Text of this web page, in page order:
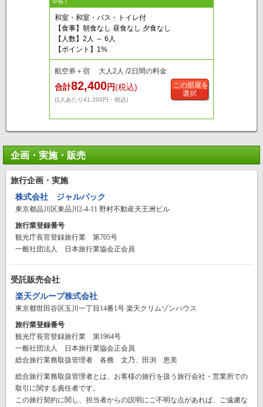
和室・和室・バス・トイレ付
【食事】朝食なし 昼食なし 夕食なし
【人数】2人 ～ 6人
【ポイント】1%
航空券＋宿 大人2人 /2日間の料金
合計82,400円(税込)
(1人あたり41,200円・税込)
この部屋を
選択
企画・実施・販売
旅行企画・実施
株式会社 ジャルパック
東京都品川区東品川2-4-11 野村不動産天王洲ビル
旅行業登録番号
観光庁長官登録旅行業 第705号
一般社団法人 日本旅行業協会正会員
受託販売会社
楽天グループ株式会社
東京都世田谷区玉川一丁目14番1号 楽天クリムゾンハウス
旅行業登録番号
観光庁長官登録旅行業 第1964号
一般社団法人 日本旅行業協会正会員
総合旅行業務取扱管理者 各務 文乃、田渕 恵美
総合旅行業務取扱管理者とは、お客様の旅行を扱う旅行会社・営業所での
取引に関する責任者です。
この旅行契約に関し、担当者からの説明にご不明な点があれば、ご遠慮な